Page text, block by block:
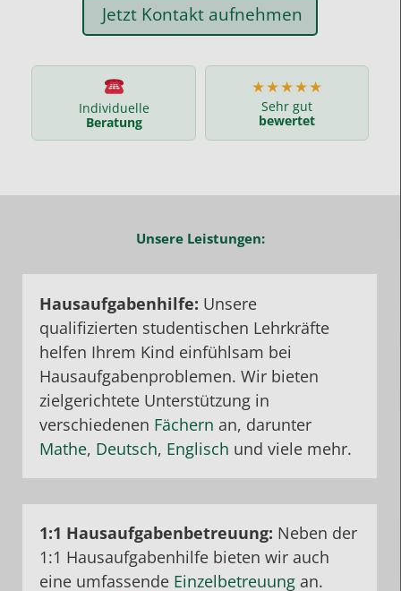
Jetzt Kontakt aufnehmen
Individuelle
Beratung
★★★★★
Sehr gut
bewertet
Unsere Leistungen:
Hausaufgabenhilfe: Unsere
qualifizierten studentischen Lehrkräfte
helfen Ihrem Kind einfühlsam bei
Hausaufgabenproblemen. Wir bieten
zielgerichtete Unterstützung in
verschiedenen Fächern an, darunter
Mathe, Deutsch, Englisch und viele mehr.
1:1 Hausaufgabenbetreuung: Neben der
1:1 Hausaufgabenhilfe bieten wir auch
eine umfassende Einzelbetreuung an.